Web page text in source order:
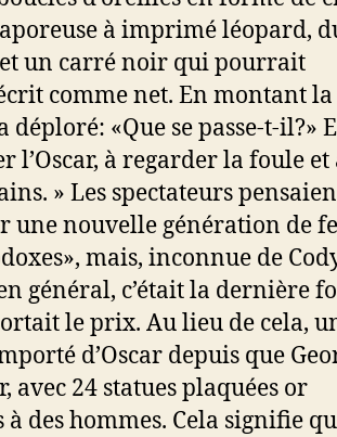
à imprimé léopard,
un carré noir qui pourrait
comme net. En montant la
déploré: «Que se passe-t-il?»
l’Oscar, à regarder la foule
» Les spectateurs
une nouvelle génération de
mais, inconnue de
général, c’était la dernière
le prix. Au lieu de cela,
d’Oscar depuis que
avec 24 statues plaquées or
à des hommes. Cela signifie